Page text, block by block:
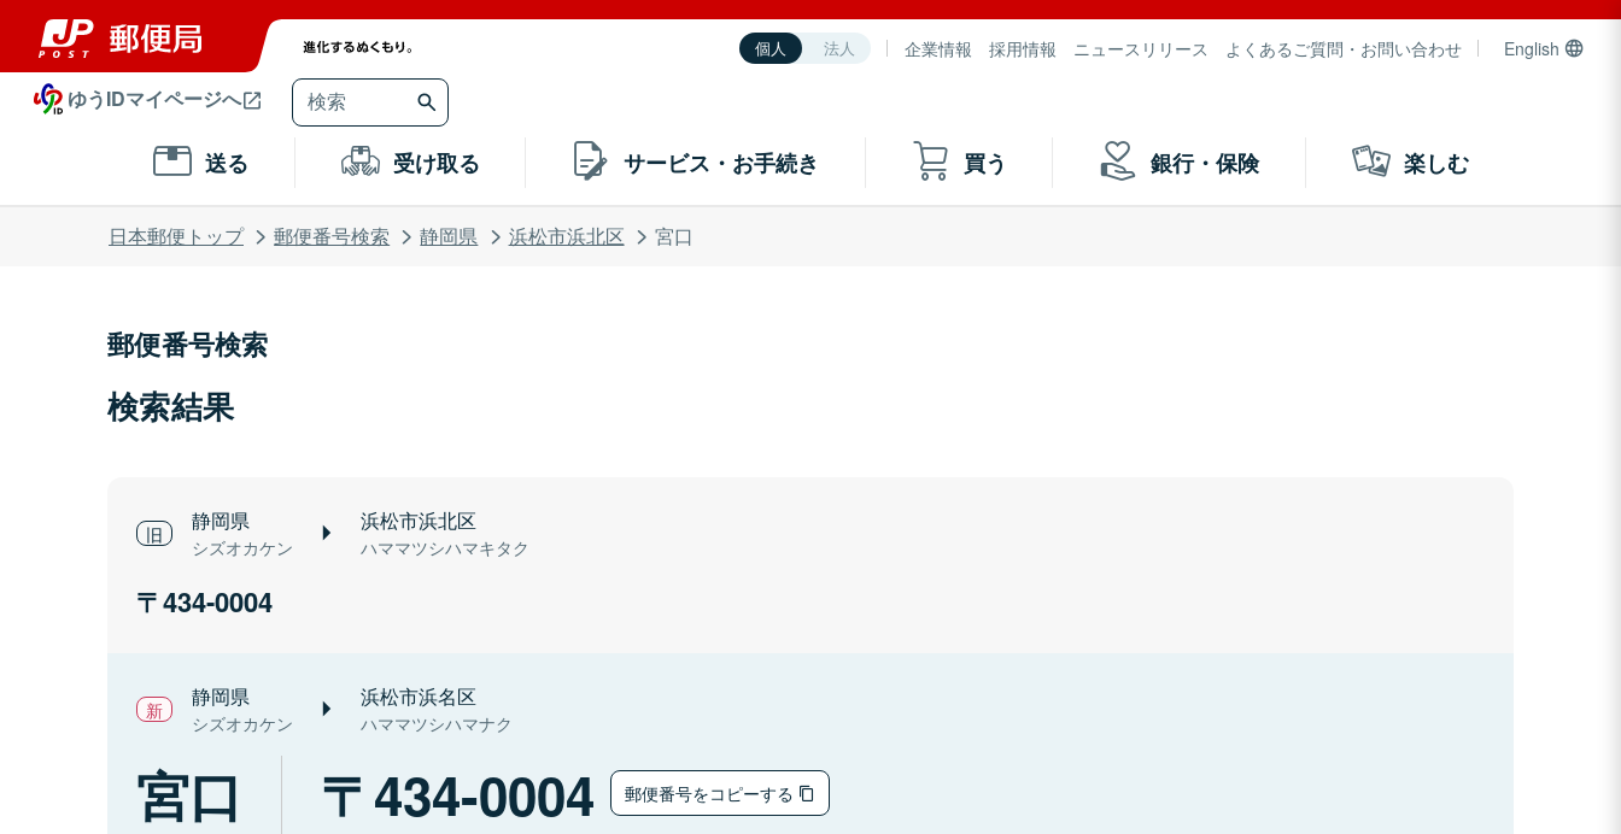
個人 法人 企業情報 採用情報 ニュースリリース よくあるご質問・お問い合わせ English
ゆうIDマイページへ
送る 受け取る サービス・お手続き 買う 銀行・保険 楽しむ
日本郵便トップ 郵便番号検索 静岡県 浜松市浜北区 宮口
郵便番号検索
検索結果
静岡県
シズオカケン
浜松市浜北区
ハママツシハマキタク
434-0004
静岡県
シズオカケン
浜松市浜名区
ハママツシハマナク
宮口 434-0004 郵便番号をコピーする